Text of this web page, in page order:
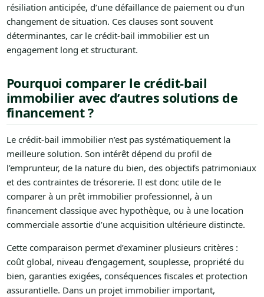
résiliation anticipée, d’une défaillance de paiement ou d’un
changement de situation. Ces clauses sont souvent
déterminantes, car le crédit-bail immobilier est un
engagement long et structurant.
Pourquoi comparer le crédit-bail
immobilier avec d’autres solutions de
financement ?
Le crédit-bail immobilier n’est pas systématiquement la
meilleure solution. Son intérêt dépend du profil de
l’emprunteur, de la nature du bien, des objectifs patrimoniaux
et des contraintes de trésorerie. Il est donc utile de le
comparer à un prêt immobilier professionnel, à un
financement classique avec hypothèque, ou à une location
commerciale assortie d’une acquisition ultérieure distincte.
Cette comparaison permet d’examiner plusieurs critères :
coût global, niveau d’engagement, souplesse, propriété du
bien, garanties exigées, conséquences fiscales et protection
assurantielle. Dans un projet immobilier important,